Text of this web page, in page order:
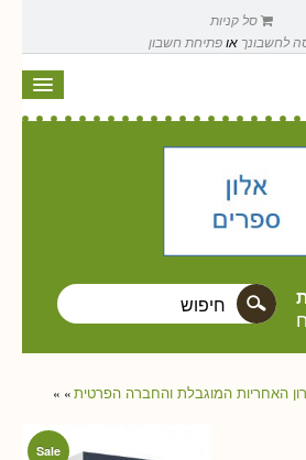
סל קניות
לחשבונך אופתיחת חשבון
»
» האחריות המוגבלת והחברה הפרטית
Sale